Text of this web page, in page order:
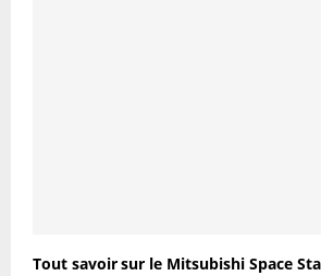
Tout savoir sur le Mitsubishi Space